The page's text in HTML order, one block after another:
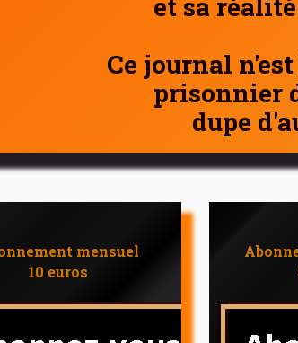
Ce journal
prisonnier
dupe
mensuel
10 euros